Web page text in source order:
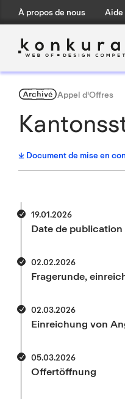
À propos de nous Aide
ArchivéAppel d'Offres
Document de mise en
19.01.2026
Date de publication
02.02.2026
Fragerunde,
02.03.2026
Einreichung von
05.03.2026
Offertöffnung